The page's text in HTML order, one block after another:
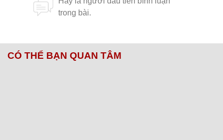
CÓ THỂ BẠN QUAN TÂM